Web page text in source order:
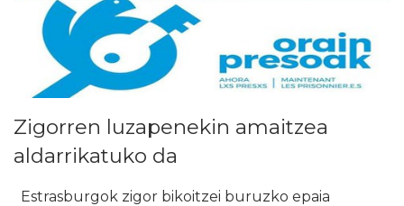
Zigorren luzapenekin amaitzea
aldarrikatuko da
Estrasburgok zigor bikoitzei buruzko epaia